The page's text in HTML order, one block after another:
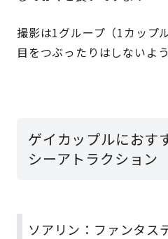
撮影は1グループ（1カップ
目をつぶったりはしないよ
ゲイカップルにおす
シーアトラクション
ソアリン：ファンタス